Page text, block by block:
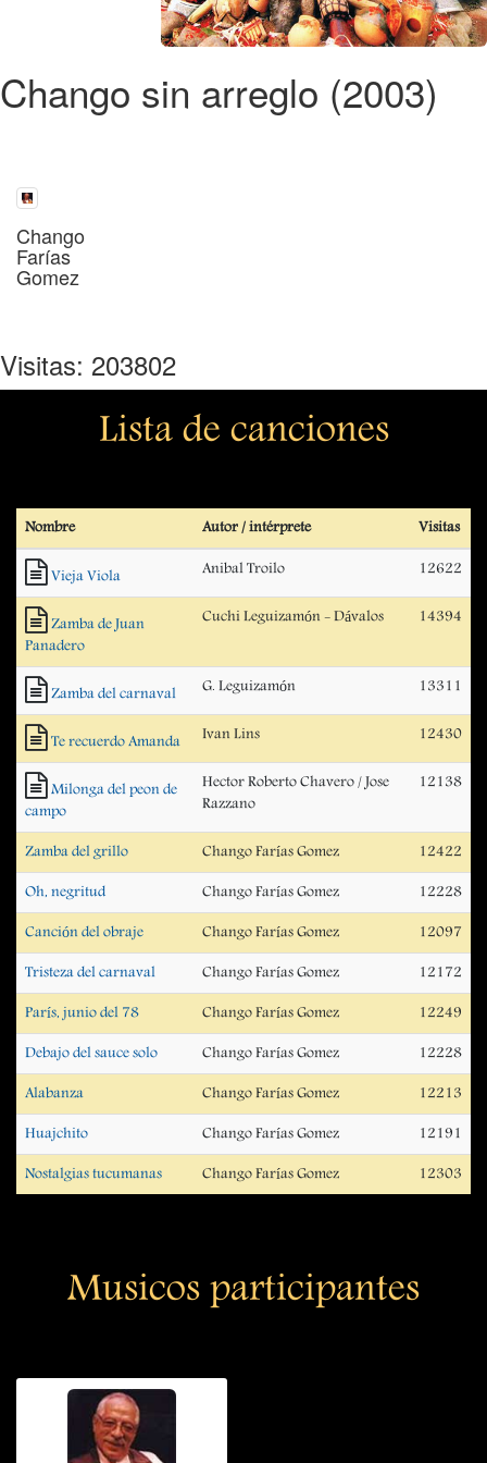
Chango sin arreglo (2003)
Chango
Farías
Gomez
Visitas: 203802
Lista de canciones
Nombre Autor / intérprete Visitas
Vieja Viola Anibal Troilo 12622
Zamba de Juan
Panadero
Cuchi Leguizamón - Dávalos 14394
Zamba del carnaval G. Leguizamón 13311
Te recuerdo Amanda Ivan Lins 12430
Milonga del peon de
campo
Hector Roberto Chavero / Jose
Razzano
12138
Zamba del grillo Chango Farías Gomez 12422
Oh, negritud Chango Farías Gomez 12228
Canción del obraje Chango Farías Gomez 12097
Tristeza del carnaval Chango Farías Gomez 12172
París, junio del 78 Chango Farías Gomez 12249
Debajo del sauce solo Chango Farías Gomez 12228
Alabanza Chango Farías Gomez 12213
Huajchito Chango Farías Gomez 12191
Nostalgias tucumanas Chango Farías Gomez 12303
Musicos participantes